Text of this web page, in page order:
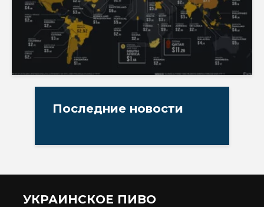
Последние новости
УКРАИНСКОЕ ПИВО